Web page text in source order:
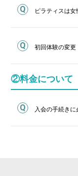
ピラティスは女
初回体験の変更
②料金について
入会の手続きに